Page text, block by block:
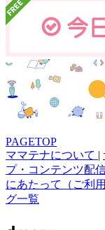
PAGETOP
ママテナについて |
プ・コンテンツ配
にあたって（ご利
グ一覧